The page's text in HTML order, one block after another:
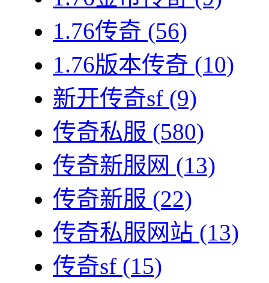
1.76传奇 (56)
1.76版本传奇 (10)
新开传奇sf (9)
传奇私服 (580)
传奇新服网 (13)
传奇新服 (22)
传奇私服网站 (13)
传奇sf (15)